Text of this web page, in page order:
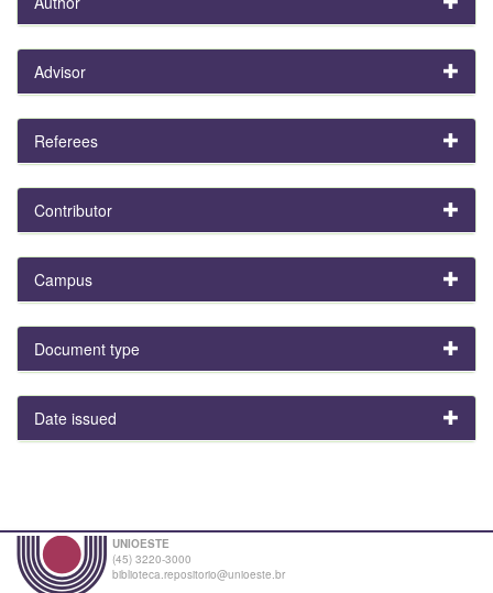
Advisor
Referees
Contributor
Campus
Document type
Date issued
UNIOESTE
(45) 3220-3000
biblioteca.repositorio@unioeste.br